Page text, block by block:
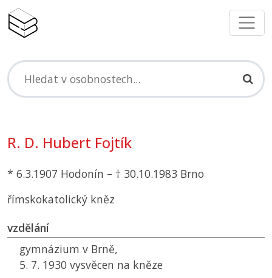
R. D. Hubert Fojtík
* 6.3.1907 Hodonín – † 30.10.1983 Brno
římskokatolický kněz
vzdělání
gymnázium v Brně,
5. 7. 1930 vysvěcen na kněze